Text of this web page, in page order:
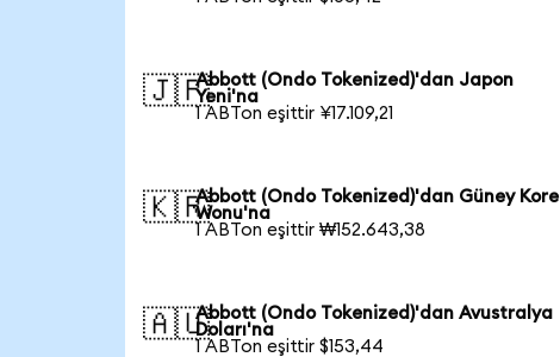
🇯🇵Abbott (Ondo Tokenized)'dan Japon
Yeni'na
1 ABTon eşittir ¥17.109,21
🇰🇷Abbott (Ondo Tokenized)'dan Güney Kore
Wonu'na
1 ABTon eşittir ₩152.643,38
🇦🇺Abbott (Ondo Tokenized)'dan Avustralya
Doları'na
1 ABTon eşittir $153,44